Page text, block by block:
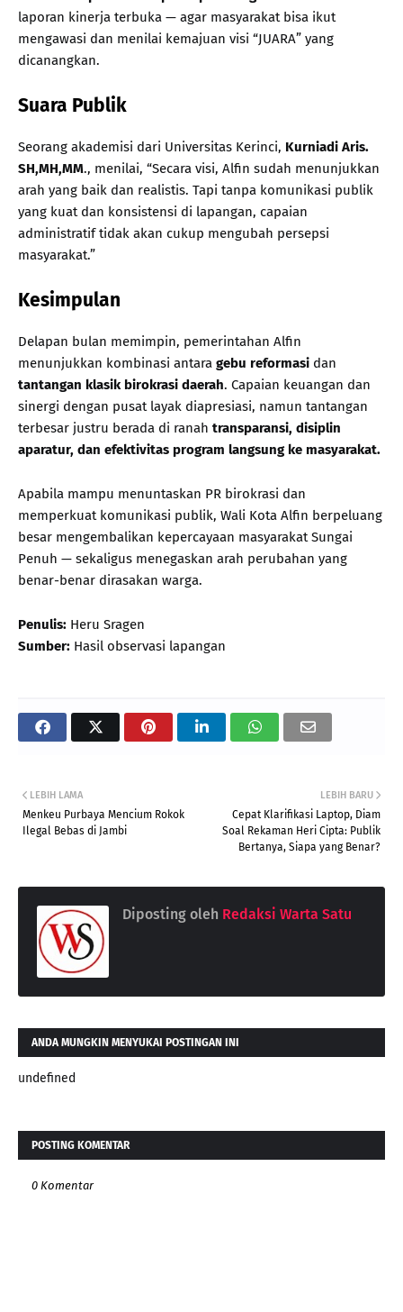
laporan kinerja terbuka — agar masyarakat bisa ikut
mengawasi dan menilai kemajuan visi “JUARA” yang
dicanangkan.
Suara Publik
Seorang akademisi dari Universitas Kerinci, Kurniadi Aris.
SH,MH,MM., menilai, “Secara visi, Alfin sudah menunjukkan
arah yang baik dan realistis. Tapi tanpa komunikasi publik
yang kuat dan konsistensi di lapangan, capaian
administratif tidak akan cukup mengubah persepsi
masyarakat.”
Kesimpulan
Delapan bulan memimpin, pemerintahan Alfin
menunjukkan kombinasi antara gebu reformasi dan
tantangan klasik birokrasi daerah. Capaian keuangan dan
sinergi dengan pusat layak diapresiasi, namun tantangan
terbesar justru berada di ranah transparansi, disiplin
aparatur, dan efektivitas program langsung ke masyarakat.
Apabila mampu menuntaskan PR birokrasi dan
memperkuat komunikasi publik, Wali Kota Alfin berpeluang
besar mengembalikan kepercayaan masyarakat Sungai
Penuh — sekaligus menegaskan arah perubahan yang
benar-benar dirasakan warga.
Penulis: Heru Sragen
Sumber: Hasil observasi lapangan
LEBIH BARU
Cepat Klarifikasi Laptop, Diam
Soal Rekaman Heri Cipta: Publik
Bertanya, Siapa yang Benar?
LEBIH LAMA
Menkeu Purbaya Mencium Rokok
Ilegal Bebas di Jambi
Diposting oleh Redaksi Warta Satu
ANDA MUNGKIN MENYUKAI POSTINGAN INI
undefined
POSTING KOMENTAR
0 Komentar